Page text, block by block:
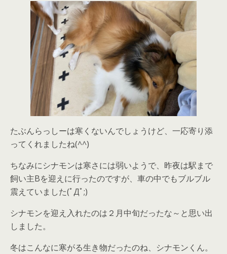
たぶんらっしーは寒くないんでしょうけど、一応寄り添
ってくれましたね(^^)
ちなみにシナモンは寒さには弱いようで、昨夜は駅まで
飼い主Bを迎えに行ったのですが、車の中でもブルブル
震えていました(ﾟДﾟ;)
シナモンを迎え入れたのは２月中旬だったな～と思い出
しました。
冬はこんなに寒がる生き物だったのね、シナモンくん。